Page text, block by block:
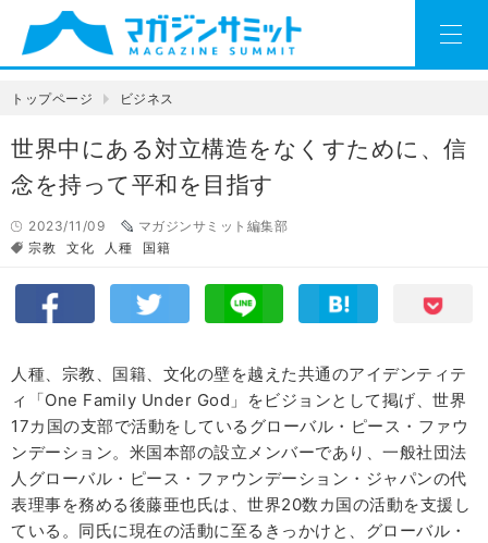
トップページ ビジネス
世界中にある対立構造をなくすために、信
念を持って平和を目指す
2023/11/09
マガジンサミット編集部
宗教
文化 人種 国籍
人種、宗教、国籍、文化の壁を越えた共通のアイデンティテ
ィ「One Family Under God」をビジョンとして掲げ、世界
17カ国の支部で活動をしているグローバル・ピース・ファウ
ンデーション。米国本部の設立メンバーであり、一般社団法
人グローバル・ピース・ファウンデーション・ジャパンの代
表理事を務める後藤亜也氏は、世界20数カ国の活動を支援し
ている。同氏に現在の活動に至るきっかけと、グローバル・